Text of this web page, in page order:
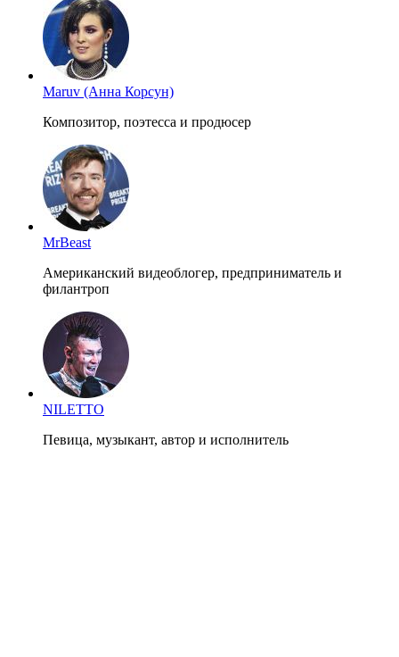
Maruv (Анна Корсун)
Композитор, поэтесса и продюсер
MrBeast
Американский видеоблогер, предприниматель и
филантроп
NILETTO
Певица, музыкант, автор и исполнитель